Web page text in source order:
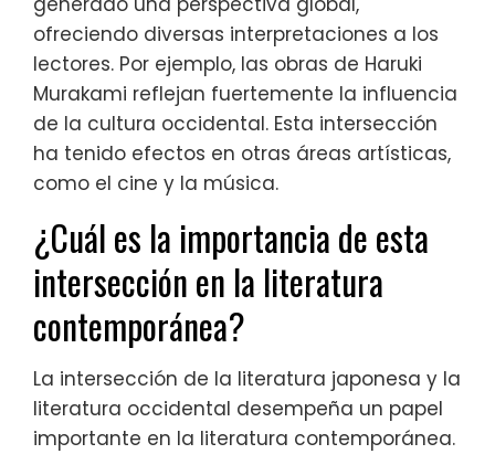
ofreciendo diversas interpretaciones a los
lectores. Por ejemplo, las obras de Haruki
Murakami reflejan fuertemente la influencia
de la cultura occidental. Esta intersección
ha tenido efectos en otras áreas artísticas,
como el cine y la música.
¿Cuál es la importancia de esta
intersección en la literatura
contemporánea?
La intersección de la literatura japonesa y la
literatura occidental desempeña un papel
importante en la literatura contemporánea.